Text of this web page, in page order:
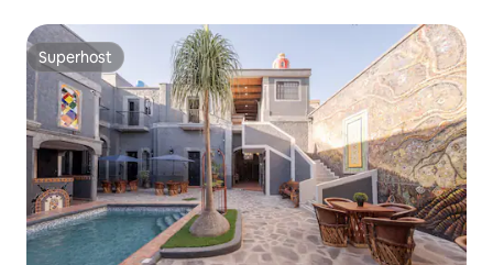
Superhost
Superhost